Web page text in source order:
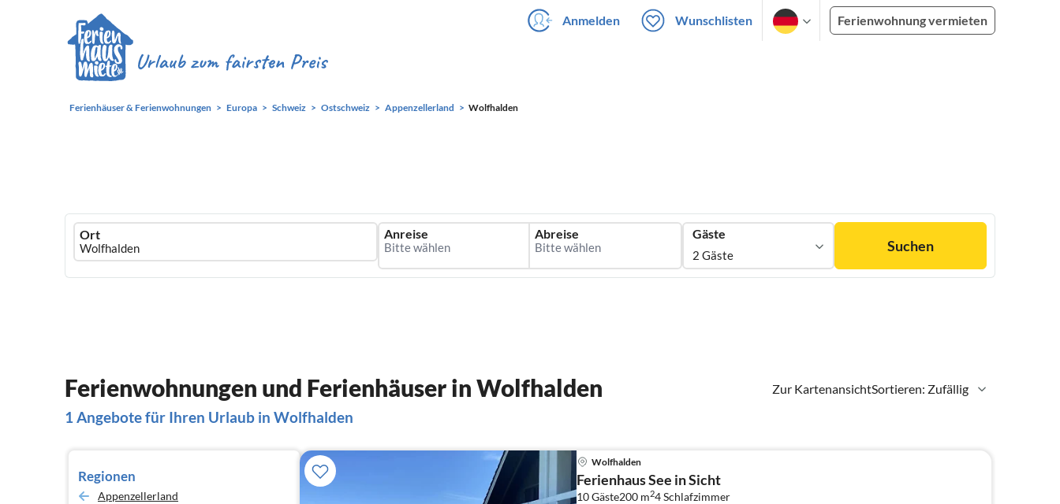
Anmelden Wunschlisten Ferienwohnung vermieten
Ferienhäuser & Ferienwohnungen Europa Schweiz Ostschweiz Appenzellerland Wolfhalden
Ferienhausmiete
logo
Ort Anreise Abreise Gäste
2 Gäste
Suchen
Zur KartenansichtSortieren: Zufällig
Ferienwohnungen und Ferienhäuser in Wolfhalden
1 Angebote für Ihren Urlaub in Wolfhalden
Regionen
Appenzellerland
Wolfhalden
Ferienhaus See in Sicht
10 Gäste200 m24Schlafzimmer